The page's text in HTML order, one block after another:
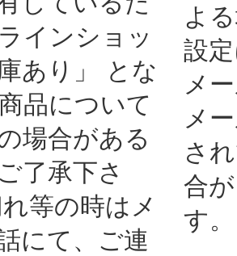
インショッ
あり」 とな
品について
場合がある
了承下さ
等の時はメ
にて、ご連
よ
設
メ
メ
さ
合
す。